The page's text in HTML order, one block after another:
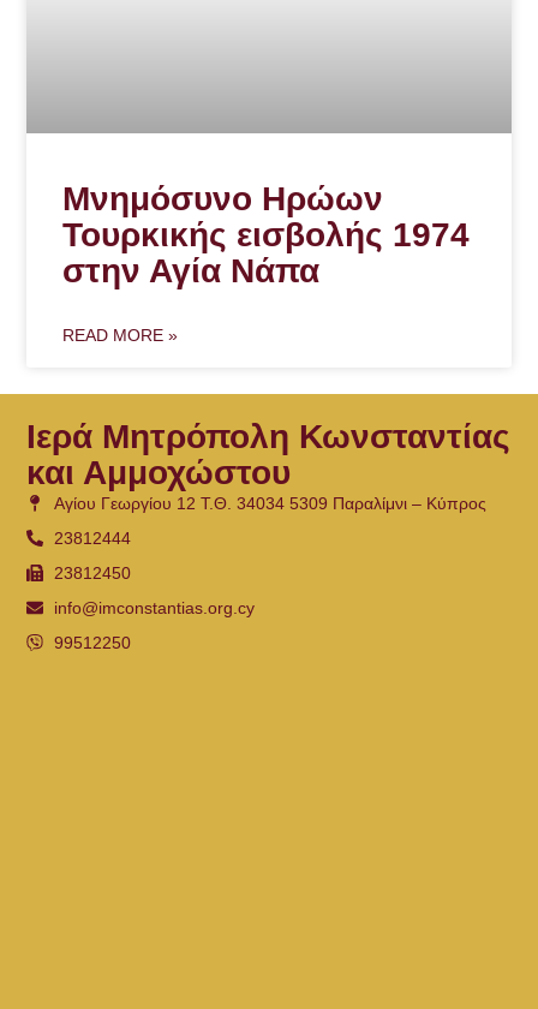
Μνημόσυνο Ηρώων
Τουρκικής εισβολής 1974
στην Αγία Νάπα
READ MORE »
Ιερά Μητρόπολη Κωνσταντίας
και Αμμοχώστου
Αγίου Γεωργίου 12 Τ.Θ. 34034 5309 Παραλίμνι – Κύπρος
23812444
23812450
info@imconstantias.org.cy
99512250